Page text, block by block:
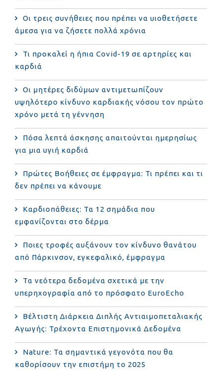
Οι τρεις συνήθειες που πρέπει να υιοθετήσετε
άμεσα για να ζήσετε πολλά χρόνια
Τι προκαλεί η ήπια Covid-19 σε αρτηρίες και
καρδιά
Οι μητέρες διδύμων αντιμετωπίζουν
υψηλότερο κίνδυνο καρδιακής νόσου τον πρώτο
χρόνο μετά τη γέννηση
Πόσα λεπτά άσκησης απαιτούνται ημερησίως
για μια υγιή καρδιά
Πρώτες Βοήθειες σε έμφραγμα: Τι πρέπει και τι
δεν πρέπει να κάνουμε
Καρδιοπάθειες: Τα 12 σημάδια που
εμφανίζονται στο δέρμα
Ποιες τροφές αυξάνουν τον κίνδυνο θανάτου
από Πάρκινσον, εγκεφαλικό, έμφραγμα
Τα νεότερα δεδομένα σχετικά με την
υπερηχογραφία από το πρόσφατο EuroEcho
Bέλτιστη Διάρκεια Διπλής Αντιαιμοπεταλιακής
Αγωγής: Τρέχοντα Επιστημονικά Δεδομένα
Nature: Τα σημαντικά γεγονότα που θα
καθορίσουν την επιστήμη το 2025